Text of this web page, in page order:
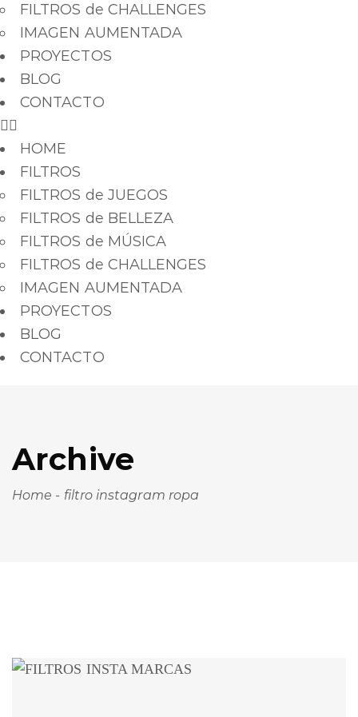
FILTROS de CHALLENGES
IMAGEN AUMENTADA
PROYECTOS
BLOG
CONTACTO
HOME
FILTROS
FILTROS de JUEGOS
FILTROS de BELLEZA
FILTROS de MÚSICA
FILTROS de CHALLENGES
IMAGEN AUMENTADA
PROYECTOS
BLOG
CONTACTO
Archive
Home - filtro instagram ropa